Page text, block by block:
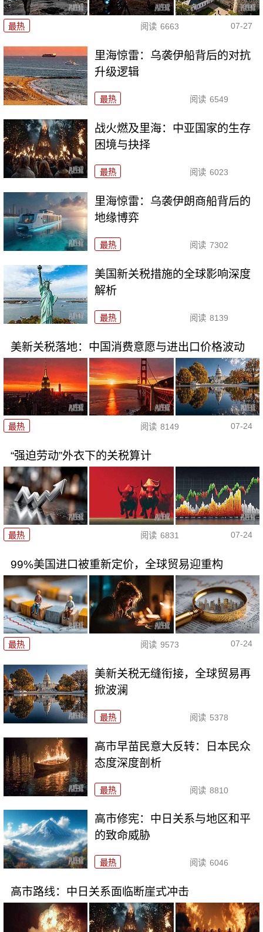
最热 阅读 6663 07-27
里海惊雷：乌袭伊船背后的对抗
升级逻辑
最热 阅读 6549
战火燃及里海：中亚国家的生存
困境与抉择
最热 阅读 6023
里海惊雷：乌袭伊朗商船背后的
地缘博弈
最热 阅读 7302
美国新关税措施的全球影响深度
解析
最热 阅读 8139
美新关税落地：中国消费意愿与进出口价格波动
最热 阅读 8149 07-24
“强迫劳动”外衣下的关税算计
最热 阅读 6831 07-24
99%美国进口被重新定价，全球贸易迎重构
最热 阅读 9573 07-24
美新关税无缝衔接，全球贸易再
掀波澜
最热 阅读 5378
高市早苗民意大反转：日本民众
态度深度剖析
最热 阅读 8810
高市修宪：中日关系与地区和平
的致命威胁
最热 阅读 6046
高市路线：中日关系面临断崖式冲击